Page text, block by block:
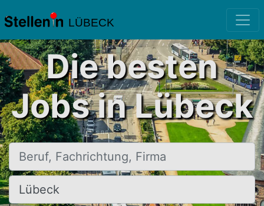
LÜBECK
Die besten
Jobs in Lübeck
Beruf, Fachrichtung, Firma
Ort, Stadt